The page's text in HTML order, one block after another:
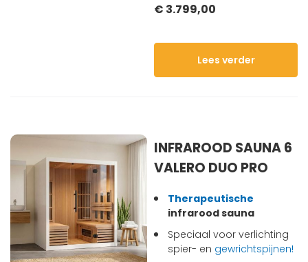
€ 3.799,00
Lees verder
INFRAROOD SAUNA 6
VALERO DUO PRO
Therapeutische
infrarood sauna
Speciaal voor verlichting
spier- en gewrichtspijnen!